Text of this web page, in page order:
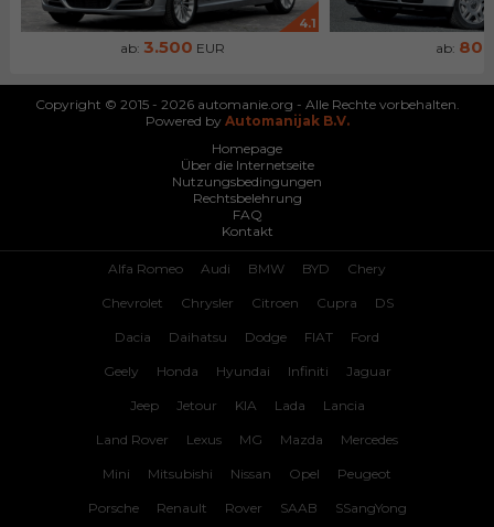
4.1
ab: 3.500 EUR ab: 800
Copyright © 2015 - 2026 automanie.org - Alle Rechte vorbehalten.
Powered by Automanijak B.V.
Homepage
Über die Internetseite
Nutzungsbedingungen
Rechtsbelehrung
FAQ
Kontakt
Alfa Romeo Audi BMW BYD Chery
Chevrolet Chrysler Citroen Cupra DS
Dacia Daihatsu Dodge FIAT Ford
Geely Honda Hyundai Infiniti Jaguar
Jeep Jetour KIA Lada Lancia
Land Rover Lexus MG Mazda Mercedes
Mini Mitsubishi Nissan Opel Peugeot
Porsche Renault Rover SAAB SSangYong